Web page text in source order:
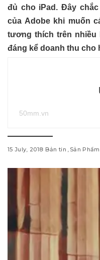
đủ cho iPad. Đây
của Adobe khi muốn
tương thích trên nhiều
đáng kể doanh thu cho
50mm.vn
15 July, 2018 Bản tin Sản